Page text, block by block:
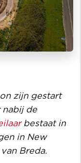
zijn gestart
nabij de
bestaat in
in New
Breda.